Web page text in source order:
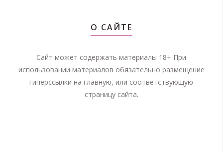
О САЙТЕ
Сайт может содержать материалы 18+ При
использовании материалов обязательно размещение
гиперссылки на главную, или соответствующую
страницу сайта.